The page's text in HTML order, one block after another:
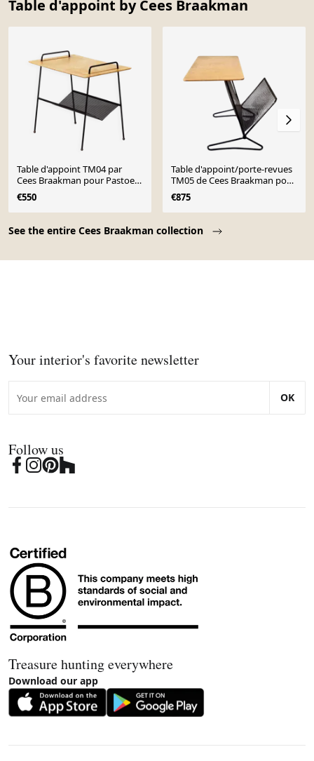
Table d'appoint by Cees Braakman
See the entire Cees Braakman collection
Table d'appoint TM04 par
Cees Braakman pour Pastoe,
1953 avec panier de lecture.
€550
Table d'appoint/porte-revues
TM05 de Cees Braakman pour
Pastoe, Pays-Bas, années 1950
€875
Your interior's favorite newsletter
OK
Follow us
Treasure hunting everywhere
Download our app